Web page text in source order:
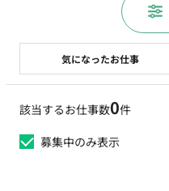
該当するお仕事数0件
募集中のみ表示
気になったお仕事